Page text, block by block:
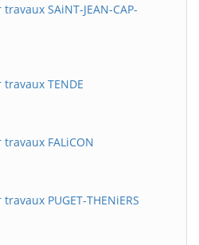
SAiNT-JEAN-CAP-
TENDE
FALiCON
PUGET-THENiERS